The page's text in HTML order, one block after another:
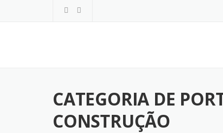
CATEGORIA DE
CONSTRUÇÃO